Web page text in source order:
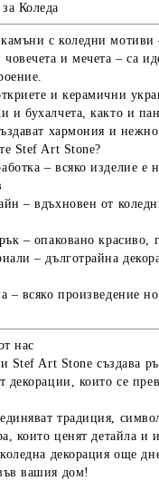
Коледа
с коледни мотиви
и мечета – са
икерамични
и бухалчета, както и
хармония и
Stef Art Stone?
– всяко изделие е
– вдъхновен от
– опаковано красиво,
– дълготрайна
– всяко произведение
нас
Stef Art Stone създава
декорации , които се
традиция,
които ценят детайла и
коледна декорация още
вашия дом!